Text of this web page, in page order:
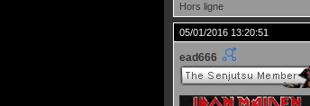
Hors ligne
05/01/2016 13:20:51
ead666